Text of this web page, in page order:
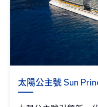
太陽公主號 Sun